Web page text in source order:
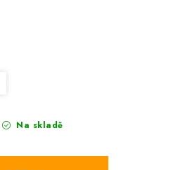
Na skladě